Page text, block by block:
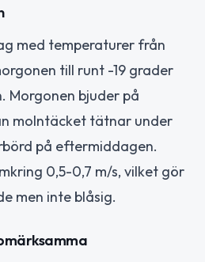
med temperaturer från
till runt -19 grader
Morgonen bjuder på
molntäcket tätnar under
på eftermiddagen.
0,5-0,7 m/s, vilket gör
men inte blåsig.